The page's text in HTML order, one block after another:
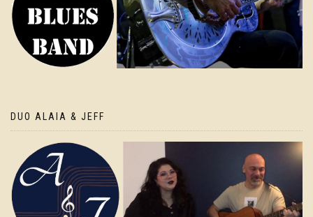
DUO ALAIA & JEFF